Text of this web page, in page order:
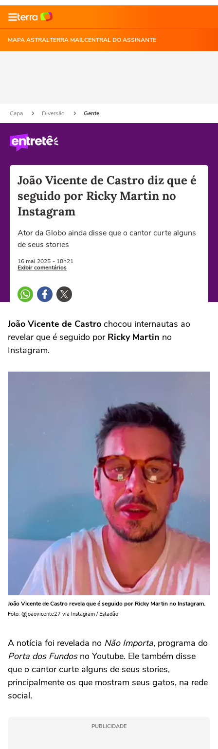
MAPA ASTRALTERRA MAILCENTRAL DO ASSINANTE
Capa Diversão Gente
João Vicente de Castro diz que é
seguido por Ricky Martin no
Instagram
Ator da Globo ainda disse que o cantor curte alguns
de seus stories
16 mai 2025 - 18h21
Exibir comentários
João Vicente de Castro chocou internautas ao
revelar que é seguido por Ricky Martin no
Instagram.
João Vicente de Castro revela que é seguido por Ricky Martin no Instagram.
Foto: @joaovicente27 via Instagram / Estadão
A notícia foi revelada no Não Importa, programa do
Porta dos Fundos no Youtube. Ele também disse
que o cantor curte alguns de seus stories,
principalmente os que mostram seus gatos, na rede
social.
PUBLICIDADE